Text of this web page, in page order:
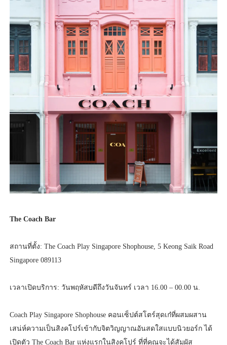
The Coach Bar
สถานที่ตั้ง: The Coach Play Singapore Shophouse, 5 Keong Saik Road
Singapore 089113
เวลาเปิดบริการ: วันพฤหัสบดีถึงวันจันทร์ เวลา 16.00 – 00.00 น.
Coach Play Singapore Shophouse คอนเซ็ปต์สโตร์สุดเก๋ที่ผสมผสาน
เสน่ห์ความเป็นสิงคโปร์เข้ากับจิตวิญญาณอันสดใสแบบนิวยอร์ก ได้
เปิดตัว The Coach Bar แห่งแรกในสิงคโปร์ ที่ที่คุณจะได้สัมผัส